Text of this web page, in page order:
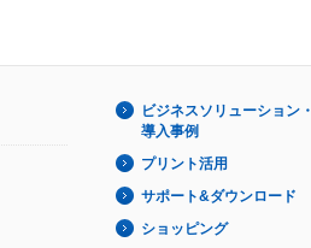
ビジネスソリューション・
導入事例
プリント活用
サポート&ダウンロード
ショッピング